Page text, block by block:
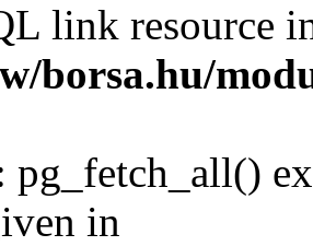
link resource
borsa.hu/
pg_fetch_all()
in